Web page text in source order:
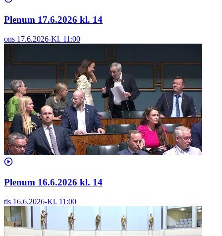
Plenum 17.6.2026 kl. 14
ons 17.6.2026-Kl. 11:00
Plenum 16.6.2026 kl. 14
tis 16.6.2026-Kl. 11:00